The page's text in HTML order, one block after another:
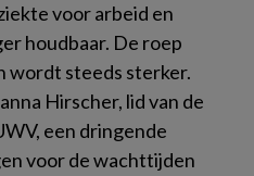
voor arbeid en
houdbaar. De roep
wordt steeds sterker.
Hirscher, lid van de
een dringende
voor de wachttijden